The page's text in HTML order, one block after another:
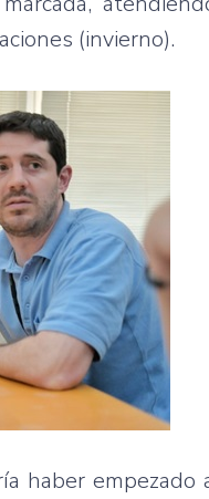
(invierno).
haber